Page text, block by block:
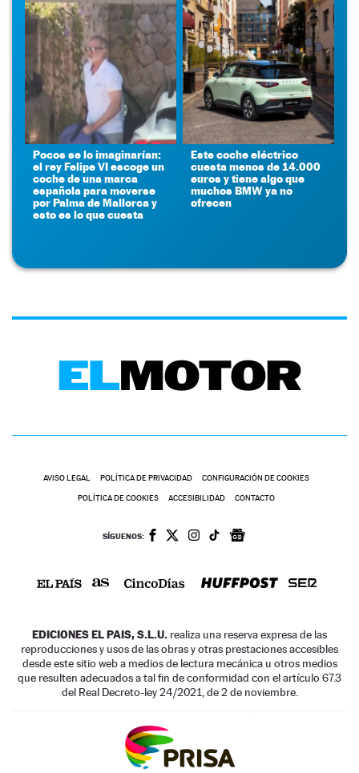
Pocos se lo imaginarían:
el rey Felipe VI escoge un
coche de una marca
española para moverse
por Palma de Mallorca y
esto es lo que cuesta
Este coche eléctrico
cuesta menos de 14.000
euros y tiene algo que
muchos BMW ya no
ofrecen
AVISO LEGAL POLÍTICA DE PRIVACIDAD CONFIGURACIÓN DE COOKIES
POLÍTICA DE COOKIES ACCESIBILIDAD CONTACTO
SÍGUENOS:
EDICIONES EL PAIS, S.L.U. realiza una reserva expresa de las
reproducciones y usos de las obras y otras prestaciones accesibles
desde este sitio web a medios de lectura mecánica u otros medios
que resulten adecuados a tal fin de conformidad con el artículo 67.3
del Real Decreto-ley 24/2021, de 2 de noviembre.